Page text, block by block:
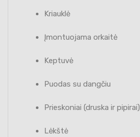
Kriauklė
Įmontuojama orkaitė
Keptuvė
Puodas su dangčiu
Prieskoniai (druska ir pipirai)
Lėkštė